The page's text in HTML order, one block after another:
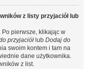
z listy przyjaciół lub
Po pierwsze, klikając w
przyjaciół lub Dodaj do
swoim kontem i tam na
dane użytkownika.
z list.